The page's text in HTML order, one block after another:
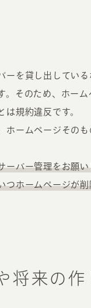
ーを貸し出してい
。そのため、ホー
は規約違反です。
ホームページその
ーバー管理をお願
つホームページが
将来の